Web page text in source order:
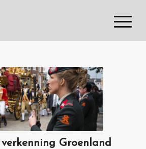
Groenland